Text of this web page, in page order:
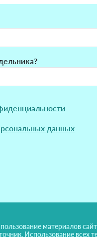
данных
материалов
Использование всех